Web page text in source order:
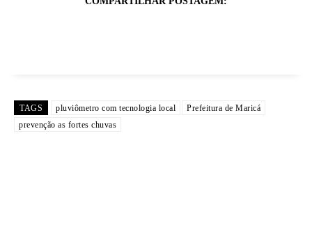
TAGS pluviômetro com tecnologia local
Prefeitura de Maricá
prevenção as fortes chuvas